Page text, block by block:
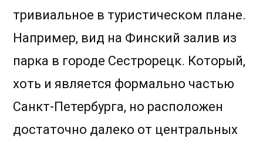
тривиальное в туристическом плане.
Например, вид на Финский залив из
парка в городе Сестрорецк. Который,
хоть и является формально частью
Санкт-Петербурга, но расположен
достаточно далеко от центральных